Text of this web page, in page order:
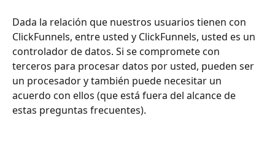
Dada la relación que nuestros usuarios tienen con
ClickFunnels, entre usted y ClickFunnels, usted es un
controlador de datos. Si se compromete con
terceros para procesar datos por usted, pueden ser
un procesador y también puede necesitar un
acuerdo con ellos (que está fuera del alcance de
estas preguntas frecuentes).